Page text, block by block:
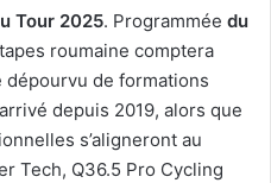
Tour 2025. Programmée du
roumaine comptera
de formations
depuis 2019, alors que
s’aligneront au
Tech, Q36.5 Pro Cycling